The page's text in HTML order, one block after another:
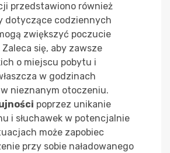
przedstawiono również
dotyczące codziennych
zwiększyć poczucie
się, aby zawsze
o miejscu pobytu i
w godzinach
nieznanym otoczeniu.
poprzez unikanie
i słuchawek w potencjalnie
może zapobiec
przy sobie naładowanego